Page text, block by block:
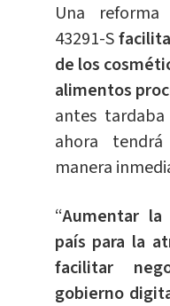
Una
43291-S
de los
alimentos
antes
ahora
manera
“Aumentar
país para la
facilitar
gobierno